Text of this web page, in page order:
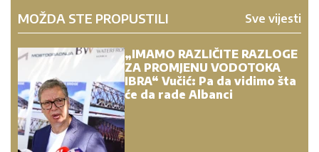
MOŽDA STE PROPUSTILI Sve vijesti
„IMAMO RAZLIČITE RAZLOGE
ZA PROMJENU VODOTOKA
IBRA“ Vučić: Pa da vidimo šta
će da rade Albanci